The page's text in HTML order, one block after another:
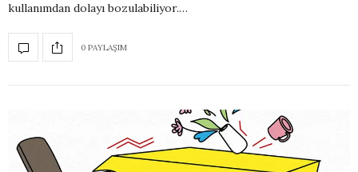
kullanımdan dolayı bozulabiliyor.…
0 PAYLAŞIM